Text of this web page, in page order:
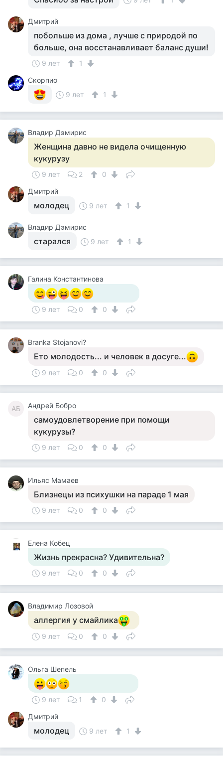
Дмитрий
побольше из дома , лучше с природой по
больше, она восстанавливает баланс души!
9 лет
1
Скорпио
9 лет
1
Владир Дэмирис
Женщина давно не видела очищенную
кукурузу
9 лет 2
0
Дмитрий
молодец 9 лет 1
Владир Дэмирис
старался 9 лет 1
Галина Константинова
9 лет 0 0
Branka Stojanovi?
Ето молодость... и человек в досуге...
9 лет 0 0
АБ Андрей Бобро
самоудовлетворение при помощи
кукурузы?
9 лет 0 0
Ильяс Мамаев
Близнецы из психушки на параде 1 мая
9 лет 0 0
Елена Кобец
Жизнь прекрасна? Удивительна?
9 лет 0 0
Владимир Лозовой
аллергия у смайлика
9 лет 0 0
Ольга Шепель
9 лет 1
0
Дмитрий
молодец 9 лет 1